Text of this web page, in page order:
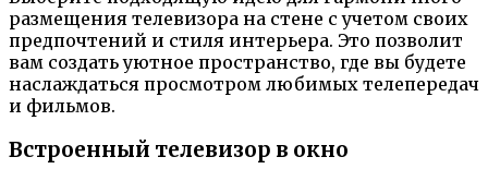
размещения телевизора на стене с учетом своих
предпочтений и стиля интерьера. Это позволит
вам создать уютное пространство, где вы будете
наслаждаться просмотром любимых телепередач
и фильмов.
Встроенный телевизор в окно